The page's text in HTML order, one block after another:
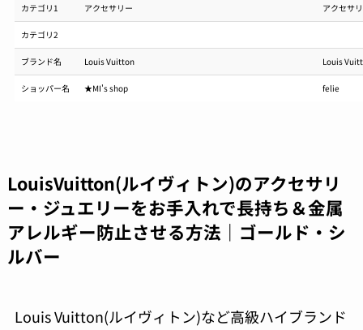
カテゴリ1 アクセサリー アクセサ
カテゴリ2
ブランド名 Louis Vuitton Louis
ショッパー名 ★MI's shop felie
LouisVuitton(ルイヴィトン)のアクセサリ
ー・ジュエリーをお手入れで長持ち＆金属
アレルギー防止させる方法｜ゴールド・シ
ルバー
Louis Vuitton(ルイヴィトン)など高級ハイブランド